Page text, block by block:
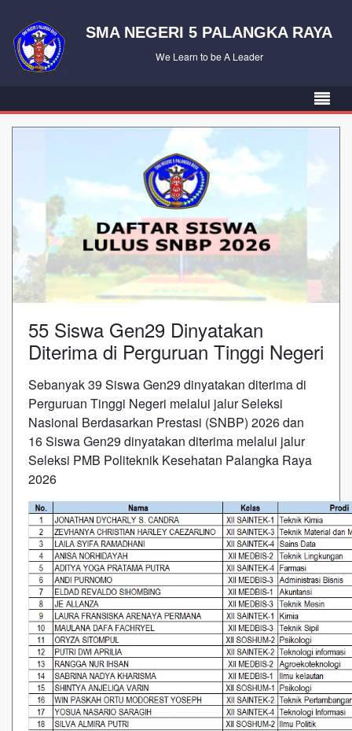
SMA NEGERI 5 PALANGKA RAYA
We Learn to be A Leader
55 Siswa Gen29 Dinyatakan
Diterima di Perguruan Tinggi Negeri
Sebanyak 39 Siswa Gen29 dinyatakan diterima di
Perguruan Tinggi Negeri melalui jalur Seleksi
Nasional Berdasarkan Prestasi (SNBP) 2026 dan
16 Siswa Gen29 dinyatakan diterima melalui jalur
Seleksi PMB Politeknik Kesehatan Palangka Raya
2026